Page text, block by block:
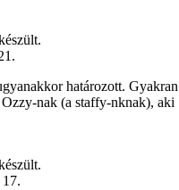
határozott. Gyakran
nak (a staffy-nknak), aki